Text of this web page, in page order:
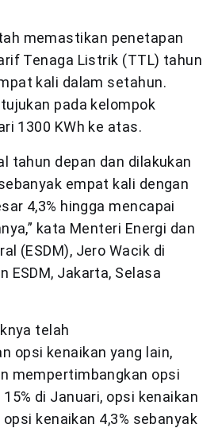
memastikan penetapan
Tenaga Listrik (TTL) tahun
kali dalam setahun.
pada kelompok
1300 KWh ke atas.
tahun depan dan dilakukan
empat kali dengan
4,3% hingga mencapai
kata Menteri Energi dan
(ESDM), Jero Wacik di
ESDM, Jakarta, Selasa
telah
opsi kenaikan yang lain,
mempertimbangkan opsi
di Januari, opsi kenaikan
kenaikan 4,3% sebanyak